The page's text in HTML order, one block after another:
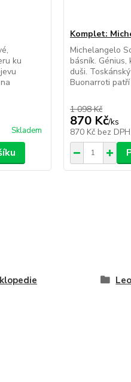
ku
Skladem
Komplet:
Michelangelo
básník.
duši.
Buonarroti
1 098 Kč
870 Kč/ks
870 Kč bez DPH